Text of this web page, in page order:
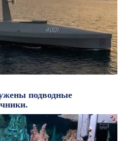
подводные